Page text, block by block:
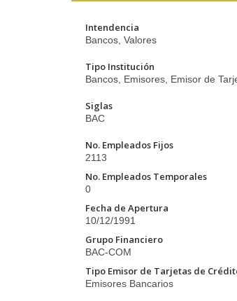
Intendencia
Bancos, Valores
Tipo Institución
Bancos, Emisores, Emisor de
Siglas
BAC
No. Empleados Fijos
2113
No. Empleados Temporales
0
Fecha de Apertura
10/12/1991
Grupo Financiero
BAC-COM
Tipo Emisor de Tarjetas de
Emisores Bancarios